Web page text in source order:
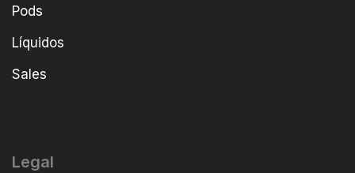
Pods
Líquidos
Sales
Legal